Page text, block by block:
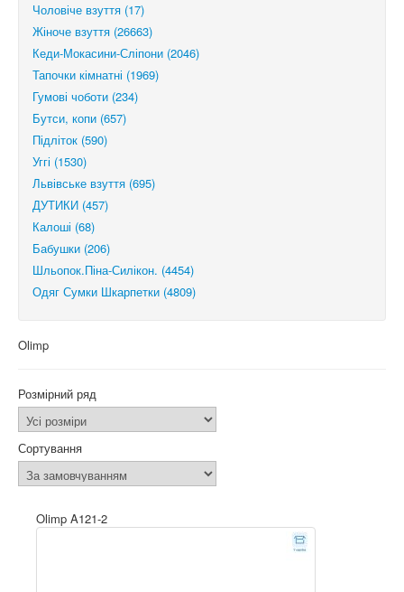
Чоловіче взуття (17)
Жіноче взуття (26663)
Кеди-Мокасини-Сліпони (2046)
Тапочки кімнатні (1969)
Гумові чоботи (234)
Бутси, копи (657)
Підліток (590)
Уггі (1530)
Львівське взуття (695)
ДУТИКИ (457)
Калоші (68)
Бабушки (206)
Шльопок.Піна-Силікон. (4454)
Одяг Сумки Шкарпетки (4809)
Olimp
Розмірний ряд
Сортування
Olimp A121-2